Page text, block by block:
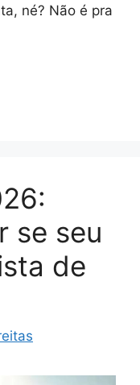
né? Não é pra
se seu
de